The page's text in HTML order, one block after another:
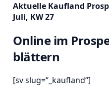
Aktuelle Kaufland
Juli, KW 27
Online im
blättern
[sv slug=“_kaufland“]